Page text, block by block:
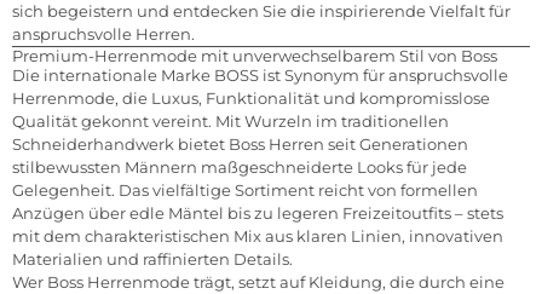
sich begeistern und entdecken Sie die inspirierende Vielfalt für
anspruchsvolle Herren.
Premium-Herrenmode mit unverwechselbarem Stil von Boss
Die internationale Marke BOSS ist Synonym für anspruchsvolle
Herrenmode, die Luxus, Funktionalität und kompromisslose
Qualität gekonnt vereint. Mit Wurzeln im traditionellen
Schneiderhandwerk bietet Boss Herren seit Generationen
stilbewussten Männern maßgeschneiderte Looks für jede
Gelegenheit. Das vielfältige Sortiment reicht von formellen
Anzügen über edle Mäntel bis zu legeren Freizeitoutfits – stets
mit dem charakteristischen Mix aus klaren Linien, innovativen
Materialien und raffinierten Details.
Wer Boss Herrenmode trägt, setzt auf Kleidung, die durch eine